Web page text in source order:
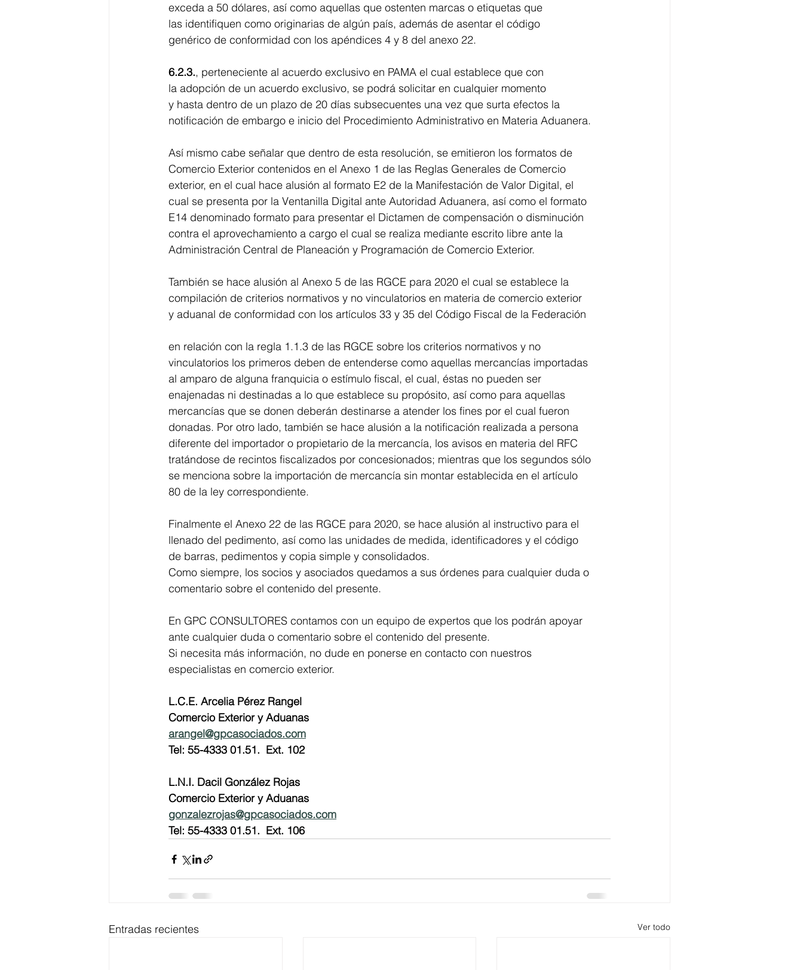
exceda a 50 dólares, así como aquellas que ostenten marcas o etiquetas que
las identifiquen como originarias de algún país, además de asentar el código
genérico de conformidad con los apéndices 4 y 8 del anexo 22.
6.2.3., perteneciente al acuerdo exclusivo en PAMA el cual establece que con
la adopción de un acuerdo exclusivo, se podrá solicitar en cualquier momento
y hasta dentro de un plazo de 20 días subsecuentes una vez que surta efectos la
notificación de embargo e inicio del Procedimiento Administrativo en Materia Aduanera.
Así mismo cabe señalar que dentro de esta resolución, se emitieron los formatos de
Comercio Exterior contenidos en el Anexo 1 de las Reglas Generales de Comercio
exterior, en el cual hace alusión al formato E2 de la Manifestación de Valor Digital, el
cual se presenta por la Ventanilla Digital ante Autoridad Aduanera, así como el formato
E14 denominado formato para presentar el Dictamen de compensación o disminución
contra el aprovechamiento a cargo el cual se realiza mediante escrito libre ante la
Administración Central de Planeación y Programación de Comercio Exterior.
También se hace alusión al Anexo 5 de las RGCE para 2020 el cual se establece la
compilación de criterios normativos y no vinculatorios en materia de comercio exterior
y aduanal de conformidad con los artículos 33 y 35 del Código Fiscal de la Federación
en relación con la regla 1.1.3 de las RGCE sobre los criterios normativos y no
vinculatorios los primeros deben de entenderse como aquellas mercancías importadas
al amparo de alguna franquicia o estímulo fiscal, el cual, éstas no pueden ser
enajenadas ni destinadas a lo que establece su propósito, así como para aquellas
mercancías que se donen deberán destinarse a atender los fines por el cual fueron
donadas. Por otro lado, también se hace alusión a la notificación realizada a persona
diferente del importador o propietario de la mercancía, los avisos en materia del RFC
tratándose de recintos fiscalizados por concesionados; mientras que los segundos sólo
se menciona sobre la importación de mercancía sin montar establecida en el artículo
80 de la ley correspondiente.
Finalmente el Anexo 22 de las RGCE para 2020, se hace alusión al instructivo para el
llenado del pedimento, así como las unidades de medida, identificadores y el código
de barras, pedimentos y copia simple y consolidados.
Como siempre, los socios y asociados quedamos a sus órdenes para cualquier duda o
comentario sobre el contenido del presente.
En GPC CONSULTORES contamos con un equipo de expertos que los podrán apoyar
ante cualquier duda o comentario sobre el contenido del presente.
Si necesita más información, no dude en ponerse en contacto con nuestros
especialistas en comercio exterior.
L.C.E. Arcelia Pérez Rangel
Comercio Exterior y Aduanas
arangel@gpcasociados.com
Tel: 55-4333 01.51.  Ext. 102
L.N.I. Dacil González Rojas
Comercio Exterior y Aduanas
gonzalezrojas@gpcasociados.com
Tel: 55-4333 01.51.  Ext. 106
Entradas recientes Ver todo